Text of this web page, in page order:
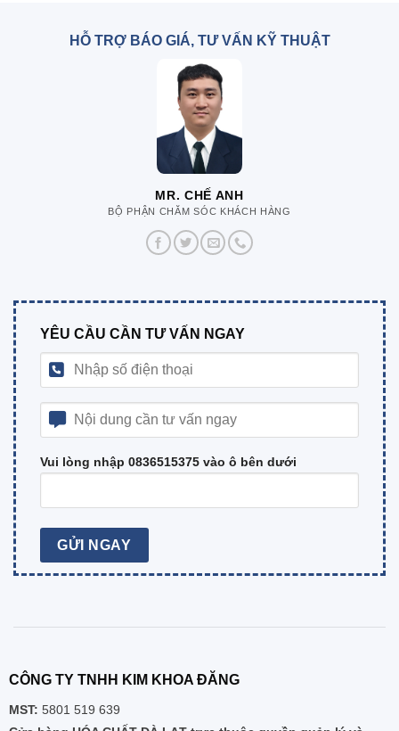
HỖ TRỢ BÁO GIÁ, TƯ VẤN KỸ THUẬT
MR. CHẾ ANH
BỘ PHẬN CHĂM SÓC KHÁCH HÀNG
YÊU CẦU CẦN TƯ VẤN NGAY
Vui lòng nhập 0836515375 vào ô bên dưới
CÔNG TY TNHH KIM KHOA ĐĂNG
MST: 5801 519 639